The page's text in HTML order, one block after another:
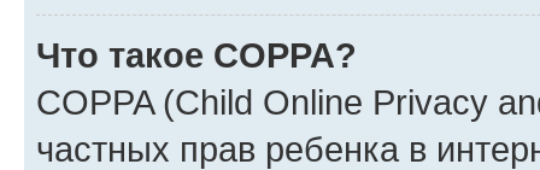
Что такое COPPA?
COPPA (Child Online Privacy
частных прав ребенка в